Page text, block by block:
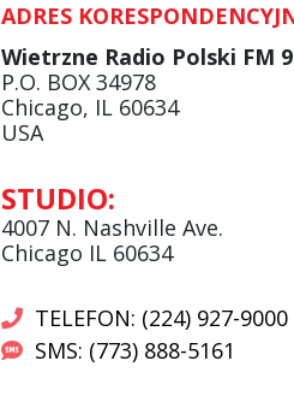
ADRES
Wietrzne Radio Polski FM
P.O. BOX 34978
Chicago, IL 60634
USA
STUDIO:
4007 N. Nashville Ave.
Chicago IL 60634
TELEFON: (224) 927-9000
SMS: (773) 888-5161
Krzysztof
Komentator
facebook